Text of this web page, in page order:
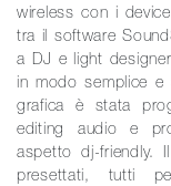
wireless con i
tra il software
a DJ e light
in modo semplice e
grafica è stata
editing audio e
aspetto dj-friendly.
presettati, tutti